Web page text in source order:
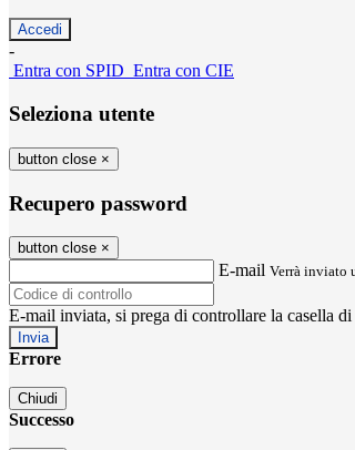
-
Entra con SPID Entra con CIE
Seleziona utente
button close ×
Recupero password
button close ×
E-mail Verrà inviato
E-mail inviata, si prega di controllare la casella
Errore
Chiudi
Successo